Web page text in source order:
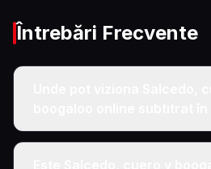
Întrebări Frecvente